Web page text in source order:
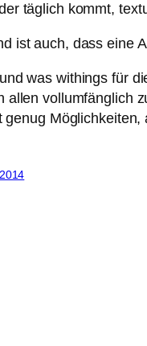
täglich kommt,
ist auch, dass eine
was withings für
allen vollumfänglich
genug